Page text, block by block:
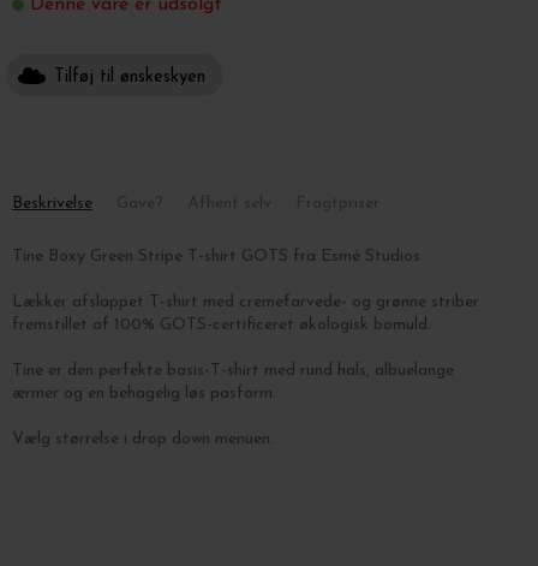
Denne vare er udsolgt
Tilføj til ønskeskyen
Beskrivelse
Tine Boxy Green Stripe T-shirt GOTS fra Esmé Studios
Lækker afslappet T-shirt med cremefarvede- og grønne striber
fremstillet af 100% GOTS-certificeret økologisk bomuld.
Tine er den perfekte basis-T-shirt med rund hals, albuelange
ærmer og en behagelig løs pasform.
Vælg størrelse i drop down menuen.